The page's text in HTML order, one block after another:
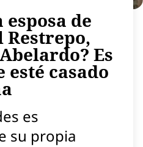
esposa de
Restrepo,
Es
casado
es
su propia